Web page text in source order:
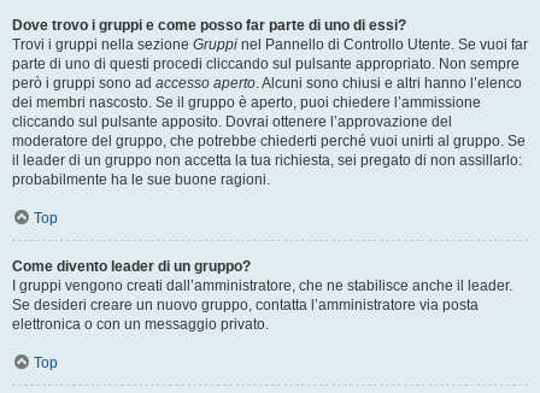
Dove trovo i gruppi e come posso far parte di uno di essi?
Trovi i gruppi nella sezione Gruppi nel Pannello di Controllo Utente. Se vuoi far
parte di uno di questi procedi cliccando sul pulsante appropriato. Non sempre
però i gruppi sono ad accesso aperto. Alcuni sono chiusi e altri hanno l’elenco
dei membri nascosto. Se il gruppo è aperto, puoi chiedere l’ammissione
cliccando sul pulsante apposito. Dovrai ottenere l’approvazione del
moderatore del gruppo, che potrebbe chiederti perché vuoi unirti al gruppo. Se
il leader di un gruppo non accetta la tua richiesta, sei pregato di non assillarlo:
probabilmente ha le sue buone ragioni.
Top
Come divento leader di un gruppo?
I gruppi vengono creati dall’amministratore, che ne stabilisce anche il leader.
Se desideri creare un nuovo gruppo, contatta l’amministratore via posta
elettronica o con un messaggio privato.
Top